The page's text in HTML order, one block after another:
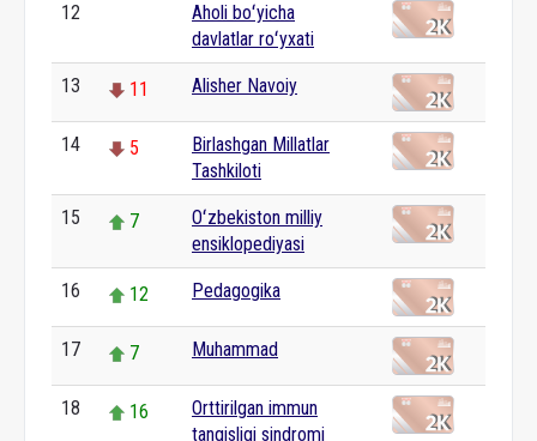
12
Aholi boʻyicha
davlatlar roʻyxati
13 11 Alisher Navoiy
14 5
Birlashgan Millatlar
Tashkiloti
15 7
Oʻzbekiston milliy
ensiklopediyasi
16 12 Pedagogika
17 7 Muhammad
18 16
Orttirilgan immun
tanqisligi sindromi